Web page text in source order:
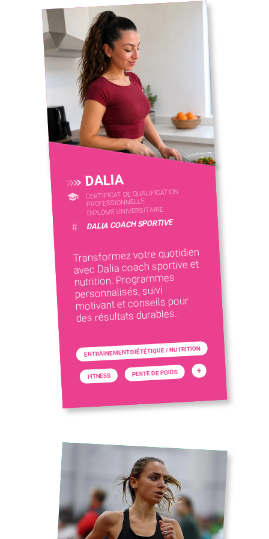
DALIA
CERTIFICAT DE QUALIFICATION
PROFESSIONNELLE
DIPLÔME UNIVERSITAIRE
# DALIA COACH SPORTIVE
Transformez votre quotidien
avec Dalia coach sportive et
nutrition. Programmes
personnalisés, suivi
motivant et conseils pour
des résultats durables.
ENTRAINEMENT DIÉTÉTIQUE / NUTRITION
FITNESS PERTE DE POIDS +